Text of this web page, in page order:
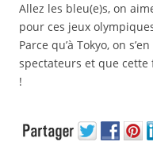
Allez les bleu(e)s, on
pour ces jeux
Parce qu’à Tokyo, on
spectateurs et que
!